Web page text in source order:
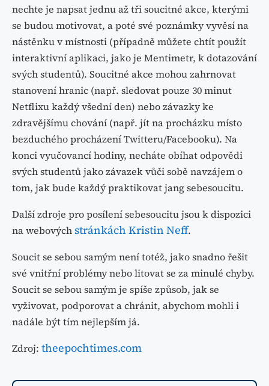
nechte je napsat jednu až tři soucitné akce, kterými
se budou motivovat, a poté své poznámky vyvěsí na
nástěnku v místnosti (případně můžete chtít použít
interaktivní aplikaci, jako je Mentimetr, k dotazování
svých studentů). Soucitné akce mohou zahrnovat
stanovení hranic (např. sledovat pouze 30 minut
Netflixu každý všední den) nebo závazky ke
zdravějšímu chování (např. jít na procházku místo
bezduchého procházení Twitteru/Facebooku). Na
konci vyučovancí hodiny, necháte obíhat odpovědi
svých studentů jako závazek vůči sobě navzájem o
tom, jak bude každý praktikovat jang sebesoucitu.
Další zdroje pro posílení sebesoucitu jsou k dispozici
na webovýchstránkách Kristin Neff.
Soucit se sebou samým není totéž, jako snadno řešit
své vnitřní problémy nebo litovat se za minulé chyby.
Soucit se sebou samým je spíše způsob, jak se
vyživovat, podporovat a chránit, abychom mohli i
nadále být tím nejlepším já.
Zdroj: theepochtimes.com